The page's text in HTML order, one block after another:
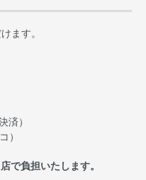
ます。
済）
）
で負担いたします。